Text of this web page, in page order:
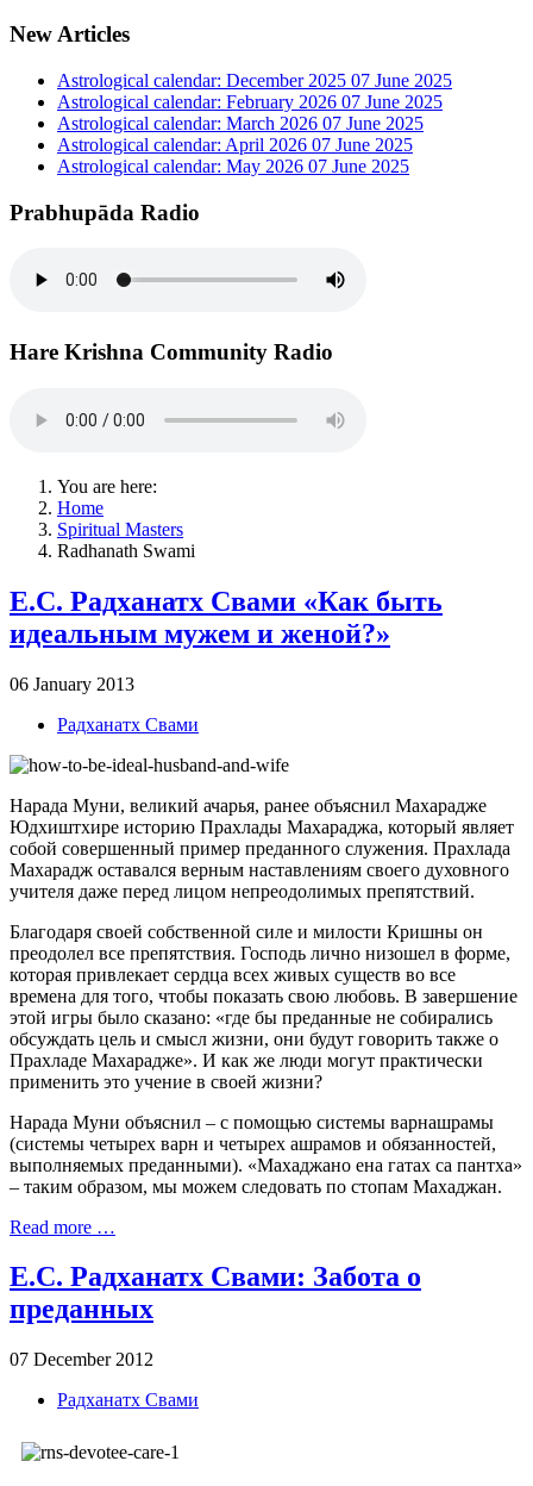
New Articles
Astrological calendar: December 2025 07 June 2025
Astrological calendar: February 2026 07 June 2025
Astrological calendar: March 2026 07 June 2025
Astrological calendar: April 2026 07 June 2025
Astrological calendar: May 2026 07 June 2025
Prabhupāda Radio
Hare Krishna Community Radio
You are here:
Home
Spiritual Masters
Radhanath Swami
Е.С. Радханатх Свами «Как быть
идеальным мужем и женой?»
06 January 2013
Радханатх Свами
Нарада Муни, великий ачарья, ранее объяснил Махарадже
Юдхиштхире историю Прахлады Махараджа, который являет
собой совершенный пример преданного служения. Прахлада
Махарадж оставался верным наставлениям своего духовного
учителя даже перед лицом непреодолимых препятствий.
Благодаря своей собственной силе и милости Кришны он
преодолел все препятствия. Господь лично низошел в форме,
которая привлекает сердца всех живых существ во все
времена для того, чтобы показать свою любовь. В завершение
этой игры было сказано: «где бы преданные не собирались
обсуждать цель и смысл жизни, они будут говорить также о
Прахладе Махарадже». И как же люди могут практически
применить это учение в своей жизни?
Нарада Муни объяснил – с помощью системы варнашрамы
(системы четырех варн и четырех ашрамов и обязанностей,
выполняемых преданными). «Махаджано ена гатах са пантха»
– таким образом, мы можем следовать по стопам Махаджан.
Read more …
Е.С. Радханатх Свами: Забота о
преданных
07 December 2012
Радханатх Свами